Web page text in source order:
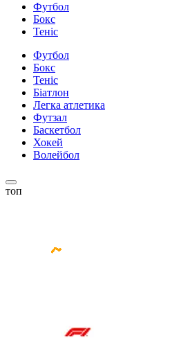
Футбол
Бокс
Теніс
Футбол
Бокс
Теніс
Біатлон
Легка атлетика
Футзал
Баскетбол
Хокей
Волейбол
топ